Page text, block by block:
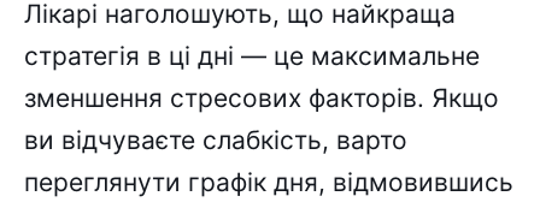
Лікарі наголошують, що найкраща
стратегія в ці дні — це максимальне
зменшення стресових факторів. Якщо
ви відчуваєте слабкість, варто
переглянути графік дня, відмовившись